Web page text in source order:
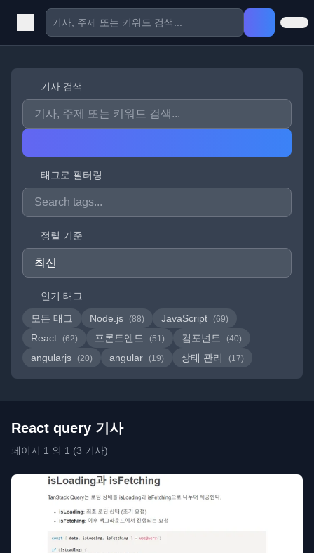
기사 검색
태그로 필터링
정렬 기준
인기 태그
모든 태그
Node.js (88) JavaScript (69)
React (62) 프론트엔드 (51) 컴포넌트 (40)
angularjs (20) angular (19) 상태 관리 (17)
React query 기사
페이지 1 의 1 (3 기사)